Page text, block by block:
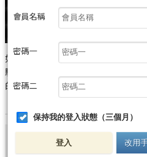
如果說上週後半段猛烈的空方力量
騁沙場、所向披靡的萬鈞之勢，那
的空方，則由張飛之子——張苞代父
尚有1張圖，346字元(
會員名稱
密碼一
密碼二
保持我的登入狀態（三個月）
登入 改用